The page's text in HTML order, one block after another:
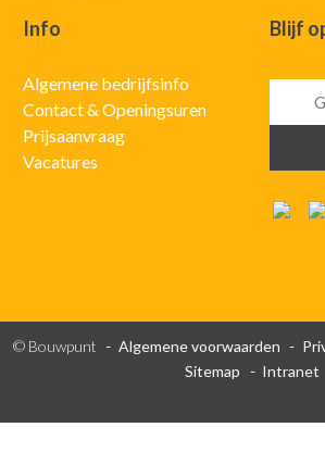
Info
Algemene bedrijfsinfo
Contact & Openingsuren
Prijsaanvraag
Vacatures
Blijf
© Bouwpunt Algemene voorwaarden
Sitemap
Intranet